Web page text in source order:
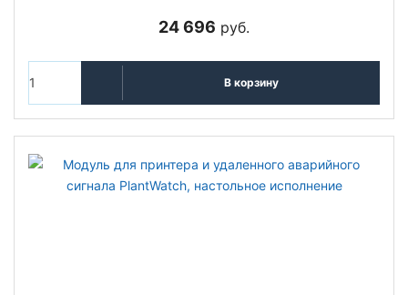
24 696 руб.
В корзину